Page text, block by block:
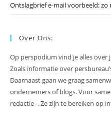
Ontslagbrief e-mail voorbeeld: zo
Over Ons:
Op perspodium vind je alles over
Zoals informatie over
Daarnaast gaan we graag
ondernemers of blogs. Voor
redactie=. Ze zijn te bereiken op